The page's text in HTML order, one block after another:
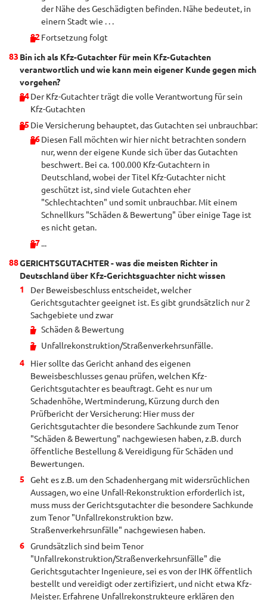
der Nähe des Geschädigten befinden. Nähe bedeutet, in
einern Stadt wie . . .
Fortsetzung folgt
Bin ich als Kfz-Gutachter für mein Kfz-Gutachten
verantwortlich und wie kann mein eigener Kunde gegen mich
vorgehen?
Der Kfz-Gutachter trägt die volle Verantwortung für sein
Kfz-Gutachten
Die Versicherung behauptet, das Gutachten sei unbrauchbar:
Diesen Fall möchten wir hier nicht betrachten sondern
nur, wenn der eigene Kunde sich über das Gutachten
beschwert. Bei ca. 100.000 Kfz-Gutachtern in
Deutschland, wobei der Titel Kfz-Gutachter nicht
geschützt ist, sind viele Gutachten eher
"Schlechtachten" und somit unbrauchbar. Mit einem
Schnellkurs "Schäden & Bewertung" über einige Tage ist
es nicht getan.
...
GERICHTSGUTACHTER - was die meisten Richter in
Deutschland über Kfz-Gerichtsguachter nicht wissen
Der Beweisbeschluss entscheidet, welcher
Gerichtsgutachter geeignet ist. Es gibt grundsätzlich nur 2
Sachgebiete und zwar
Schäden & Bewertung
Unfallrekonstruktion/Straßenverkehrsunfälle.
Hier sollte das Gericht anhand des eigenen
Beweisbeschlusses genau prüfen, welchen Kfz-
Gerichtsgutachter es beauftragt. Geht es nur um
Schadenhöhe, Wertminderung, Kürzung durch den
Prüfbericht der Versicherung: Hier muss der
Gerichtsgutachter die besondere Sachkunde zum Tenor
"Schäden & Bewertung" nachgewiesen haben, z.B. durch
öffentliche Bestellung & Vereidigung für Schäden und
Bewertungen.
Geht es z.B. um den Schadenhergang mit widersrüchlichen
Aussagen, wo eine Unfall-Rekonstruktion erforderlich ist,
muss muss der Gerichtsgutachter die besondere Sachkunde
zum Tenor "Unfallrekonstruktion bzw.
Straßenverkehrsunfälle" nachgewiesen haben.
Grundsätzlich sind beim Tenor
"Unfallrekonstruktion/Straßenverkehrsunfälle" die
Gerichtsgutachter Ingenieure, sei es von der IHK öffentlich
bestellt und vereidigt oder zertifiziert, und nicht etwa Kfz-
Meister. Erfahrene Unfallrekonstrukteure erklären den